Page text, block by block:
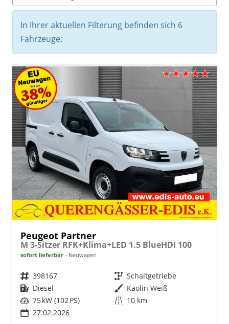
In Ihrer aktuellen Filterung befinden sich 6
Fahrzeuge:
Peugeot Partner
M 3-Sitzer RFK+Klima+LED 1.5 BlueHDI 100
sofort lieferbar Neuwagen
Fahrzeugnr. 398167 Getriebe Schaltgetriebe
Kraftstoff Diesel Außenfarbe Kaolin Weiß
Leistung 75 kW (102 PS) Kilometerstand 10 km
27.02.2026